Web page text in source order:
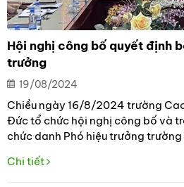
Hội nghị công bố quyết định
trưởng
19/08/2024
Chiều ngày 16/8/2024 trường
Đức tổ chức hội nghị công bố và
chức danh Phó hiệu trưởng
Chi tiết